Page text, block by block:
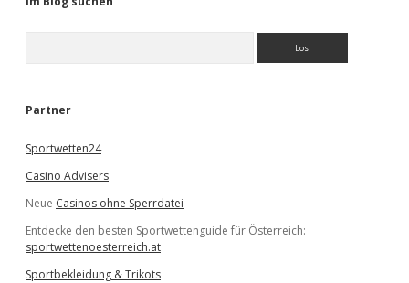
e
Partner
Sportwetten24
Casino Advisers
Neue Casinos ohne Sperrdatei
Entdecke den besten Sportwettenguide für Österreich:
sportwettenoesterreich.at
Sportbekleidung & Trikots